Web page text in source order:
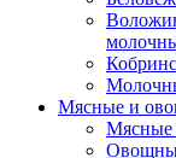
Мясные и
Мясные